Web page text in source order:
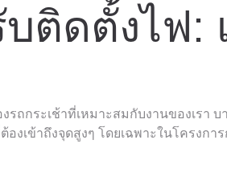
บติดตั้งไฟ
กระเช้าที่เหมาะสมกับงานของเรา บ
เข้าถึงจุดสูงๆ โดยเฉพาะในโครงกา